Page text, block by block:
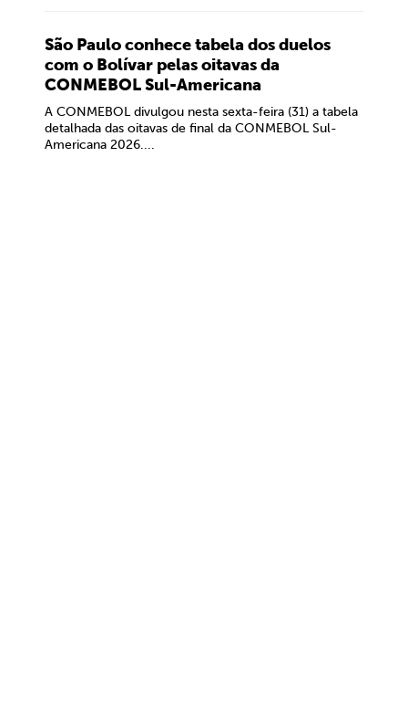
São Paulo conhece tabela dos duelos
com o Bolívar pelas oitavas da
CONMEBOL Sul-Americana
A CONMEBOL divulgou nesta sexta-feira (31) a tabela
detalhada das oitavas de final da CONMEBOL Sul-
Americana 2026....